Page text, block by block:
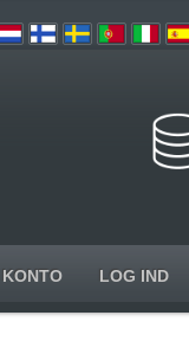
KONTO LOG IND